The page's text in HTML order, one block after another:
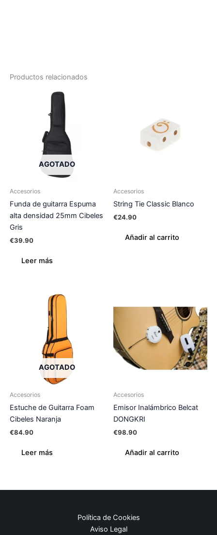
Productos relacionados
AGOTADO
Accesorios
Funda de guitarra Espuma
alta densidad 25mm Cibeles
Gris
€39.90
Leer más
Accesorios
String Tie Classic Blanco
€24.90
Añadir al carrito
AGOTADO
Accesorios
Estuche de Guitarra Foam
Cibeles Naranja
€84.90
Leer más
Accesorios
Emisor Inalámbrico Belcat
DONGKRI
€98.90
Añadir al carrito
Política de Cookies
Aviso Legal